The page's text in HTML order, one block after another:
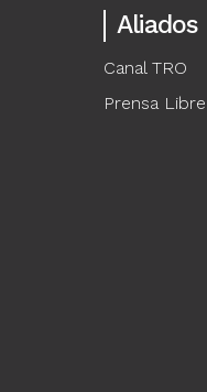
Aliados
Canal TRO
Prensa Libre